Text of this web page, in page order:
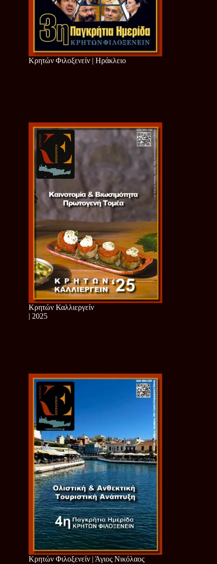
Κρητών Φιλοξενείν | Ηράκλειο
Κρητών Καλλιεργείν
| 2025
Κρητών Φιλοξενείν | Άγιος Νικόλαος